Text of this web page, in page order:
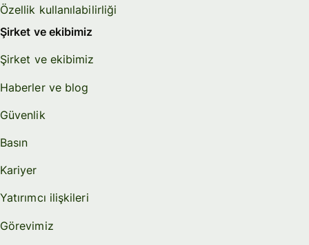
Özellik kullanılabilirliği
Şirket ve ekibimiz
Şirket ve ekibimiz
Haberler ve blog
Güvenlik
Basın
Kariyer
Yatırımcı ilişkileri
Görevimiz